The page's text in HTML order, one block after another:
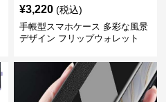
¥3,220 (税込)
手帳型スマホケース 多彩な風景
デザイン フリップウォレット